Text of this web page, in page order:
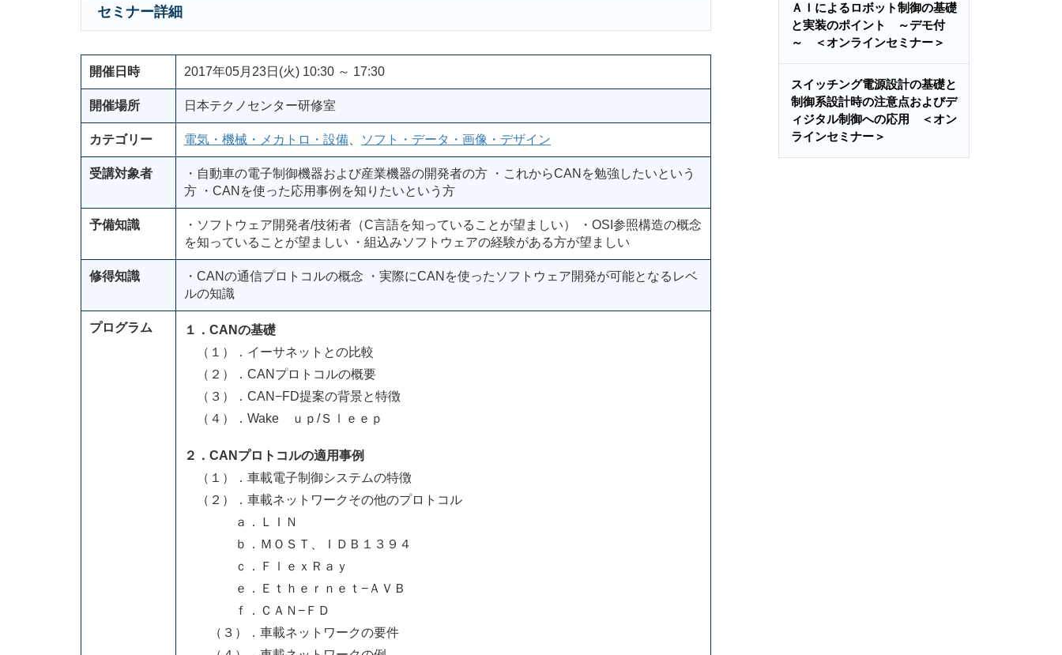
セミナー詳細
開催日時 2017年05月23日(火) 10:30 ～ 17:30
開催場所 日本テクノセンター研修室
カテゴリー 電気・機械・メカトロ・設備 ソフト・データ・画像・デザイン
受講対象者
・自動車の電子制御機器および産業機器の開発者の方 ・これからCANを勉強したいという
方 ・CANを使った応用事例を知りたいという方
予備知識
・ソフトウェア開発者/技術者（C言語を知っていることが望ましい） ・OSI参照構造の概念
を知っていることが望ましい ・組込みソフトウェアの経験がある方が望ましい
修得知識
・CANの通信プロトコルの概念 ・実際にCANを使ったソフトウェア開発が可能となるレベ
ルの知識
プログラム
１．CANの基礎
（１）．イーサネットとの比較
（２）．CANプロトコルの概要
（３）．CAN−FD提案の背景と特徴
（４）．Wake ｕｐ/Ｓｌｅｅｐ
２．CANプロトコルの適用事例
（１）．車載電子制御システムの特徴
（２）．車載ネットワークその他のプロトコル
ａ．ＬＩＮ
ｂ．ＭＯＳＴ、ＩＤＢ１３９４
ｃ．ＦｌｅｘＲａｙ
ｅ．Ｅｔｈｅｒｎｅｔ−ＡＶＢ
ｆ．ＣＡＮ−ＦＤ
（３）．車載ネットワークの要件
ＡＩによるロボット制御の基礎
と実装のポイント ～デモ付
～ ＜オンラインセミナー＞
スイッチング電源設計の基礎と
制御系設計時の注意点およびデ
ィジタル制御への応用 ＜オン
ラインセミナー＞